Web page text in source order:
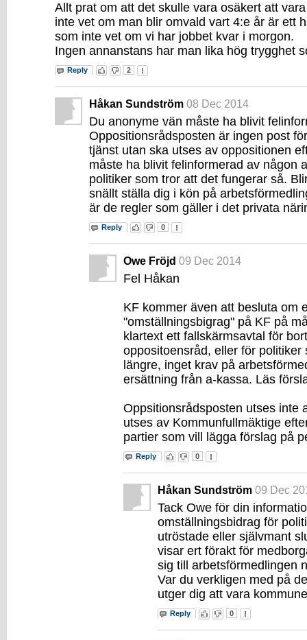
Allt prat om att det skulle vara osäkert att
inte vet om man blir omvald vart 4:e år är ett
som inte vet om vi har jobbet kvar i morgon.
Ingen annanstans har man lika hög trygghet
Reply 2
Håkan Sundström 08 Dec 2014
Du anonyme vän måste ha blivit
Oppositionsrådsposten är ingen post
tjänst utan ska utses av oppositionen
måste ha blivit felinformerad av någon
politiker som tror att det fungerar så.
snällt ställa dig i kön på
är de regler som gäller i det privata
Reply 0
Owe Fröjd 09 Dec 2014
Fel Håkan
KF kommer även att besluta om
"omställningsbigrag" på KF på
klartext ett fallskärmsavtal för
oppositoensråd, eller för politiker
längre, inget krav på
ersättning från a-kassa. Läs
Oppsitionsrådsposten utses inte
utses av Kommunfullmäktige
partier som vill lägga förslag på
Reply 0
Håkan Sundström 09 Dec
Tack Owe för din
omställningsbidrag för
utröstade eller självmant
visar ert förakt för
sig till arbetsförmedlingen
Var du verkligen med på
utger dig att vara
Reply 0